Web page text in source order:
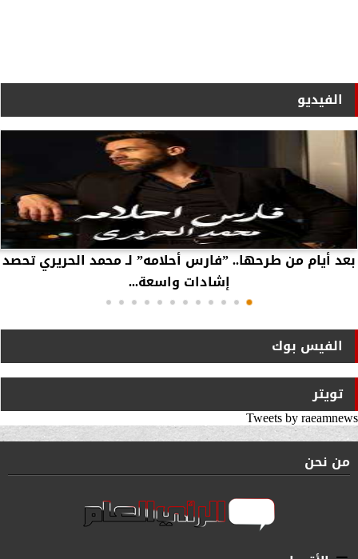
الفيديو
بعد أيام من طرحها.. ”فارس أحلامه” لـ محمد الحريري تحصد
إشادات واسعة...
الفيس بوك
تويتر
Tweets by raeamnews
من نحن